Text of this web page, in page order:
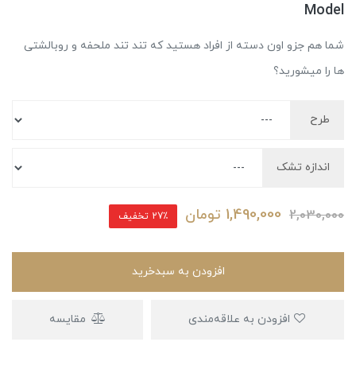
Model
شما هم جزو اون دسته از افراد هستید که تند تند ملحفه و روبالشتی
ها را میشورید؟
طرح
اندازه تشک
2,030,000
1,490,000 تومان 27٪ تخفیف
افزودن به سبدخرید
مقایسه